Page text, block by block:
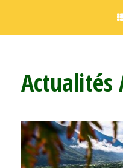
Actualités